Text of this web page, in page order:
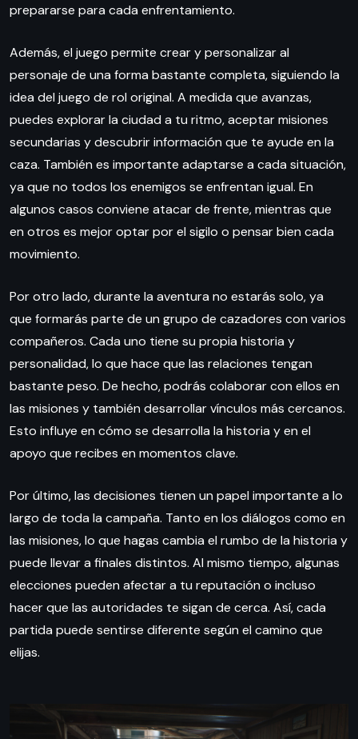
prepararse para cada enfrentamiento.
Además, el juego permite crear y personalizar al
personaje de una forma bastante completa, siguiendo la
idea del juego de rol original. A medida que avanzas,
puedes explorar la ciudad a tu ritmo, aceptar misiones
secundarias y descubrir información que te ayude en la
caza. También es importante adaptarse a cada situación,
ya que no todos los enemigos se enfrentan igual. En
algunos casos conviene atacar de frente, mientras que
en otros es mejor optar por el sigilo o pensar bien cada
movimiento.
Por otro lado, durante la aventura no estarás solo, ya
que formarás parte de un grupo de cazadores con varios
compañeros. Cada uno tiene su propia historia y
personalidad, lo que hace que las relaciones tengan
bastante peso. De hecho, podrás colaborar con ellos en
las misiones y también desarrollar vínculos más cercanos.
Esto influye en cómo se desarrolla la historia y en el
apoyo que recibes en momentos clave.
Por último, las decisiones tienen un papel importante a lo
largo de toda la campaña. Tanto en los diálogos como en
las misiones, lo que hagas cambia el rumbo de la historia y
puede llevar a finales distintos. Al mismo tiempo, algunas
elecciones pueden afectar a tu reputación o incluso
hacer que las autoridades te sigan de cerca. Así, cada
partida puede sentirse diferente según el camino que
elijas.